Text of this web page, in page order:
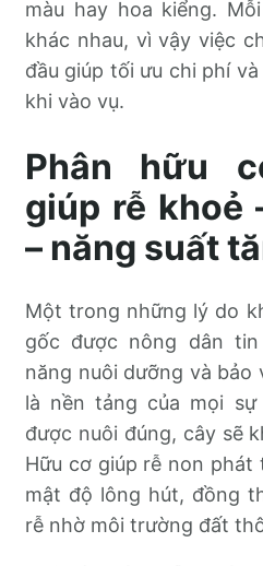
màu hay hoa kiểng.
khác nhau, vì vậy việc
đầu giúp tối ưu chi phí
khi vào vụ.
Phân hữu
giúp rễ khoẻ
– năng suất
Một trong những lý do
gốc được nông dân
năng nuôi dưỡng và bảo
là nền tảng của mọi
được nuôi đúng, cây sẽ
Hữu cơ giúp rễ non
mật độ lông hút, đồng
rễ nhờ môi trường đất